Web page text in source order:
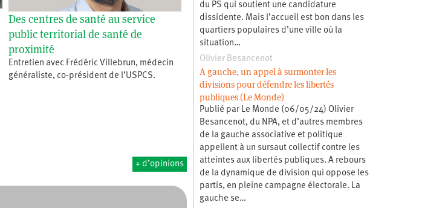
Des centres de santé au service
public territorial de santé de
proximité
Entretien avec Frédéric Villebrun, médecin
généraliste, co-président de l’USPCS.
+ d’opinions
du PS qui soutient une candidature
dissidente. Mais l’accueil est bon dans les
quartiers populaires d’une ville où la
situation…
Olivier Besancenot
A gauche, un appel à surmonter les
divisions pour défendre les libertés
publiques (Le Monde)
Publié par Le Monde (06/05/24) Olivier
Besancenot, du NPA, et d’autres membres
de la gauche associative et politique
appellent à un sursaut collectif contre les
atteintes aux libertés publiques. A rebours
de la dynamique de division qui oppose les
partis, en pleine campagne électorale. La
gauche se…